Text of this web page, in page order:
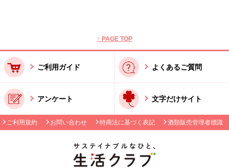
↑ PAGE TOP
ご利用ガイド よくあるご質問
アンケート 文字だけサイト
ご利用規約 お問い合わせ 特商法に基づく表記 酒類販売管理者標識